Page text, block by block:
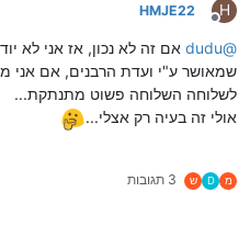
H
מנותק
HMJE22
@
dudu אם זה לא נכון, אז אני לא
לשלוחה השלוחה פשוט מתנתקת...
אולי זה בעיה רק אצלי...
מ D ש 3 תגובות